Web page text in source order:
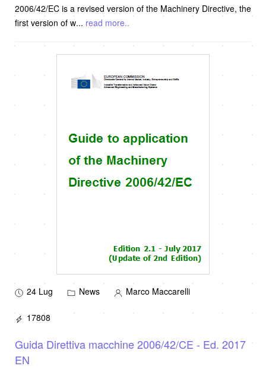
2006/42/EC is a revised version of the Machinery Directive, the
first version of w... read more..
24 Lug News Marco Maccarelli
17808
Guida Direttiva macchine 2006/42/CE - Ed. 2017
EN